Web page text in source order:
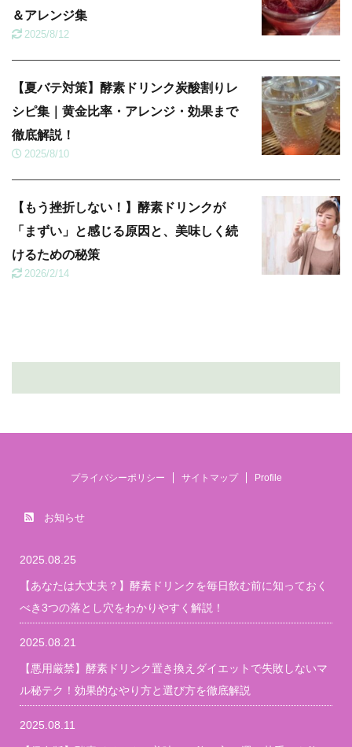
＆アレンジ集
2025/8/12
【夏バテ対策】酵素ドリンク炭酸割りレ
シピ集｜黄金比率・アレンジ・効果まで
徹底解説！
2025/8/10
【もう挫折しない！】酵素ドリンクが
「まずい」と感じる原因と、美味しく続
けるための秘策
2026/2/14
プライバシーポリシー サイトマップ Profile
お知らせ
2025.08.25
【あなたは大丈夫？】酵素ドリンクを毎日飲む前に知っておく
べき3つの落とし穴をわかりやすく解説！
2025.08.21
【悪用厳禁】酵素ドリンク置き換えダイエットで失敗しないマ
ル秘テク！効果的なやり方と選び方を徹底解説
2025.08.11